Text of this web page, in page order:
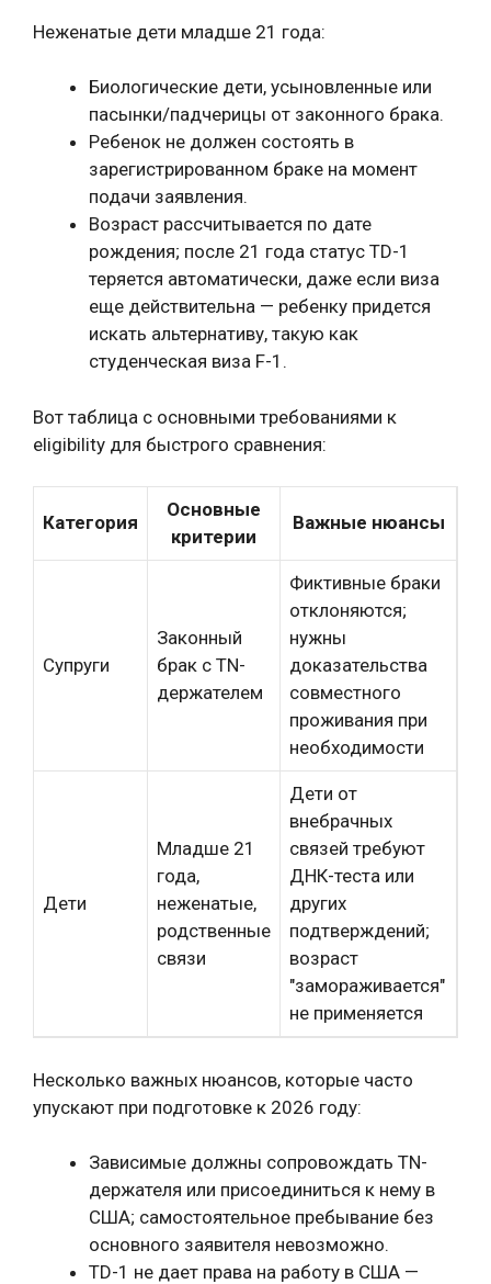
Неженатые дети младше 21 года:
Биологические дети, усыновленные или
пасынки/падчерицы от законного брака.
Ребенок не должен состоять в
зарегистрированном браке на момент
подачи заявления.
Возраст рассчитывается по дате
рождения; после 21 года статус TD-1
теряется автоматически, даже если виза
еще действительна — ребенку придется
искать альтернативу, такую как
студенческая виза F-1.
Вот таблица с основными требованиями к
eligibility для быстрого сравнения:
Категория
Основные
критерии
Важные нюансы
Супруги
Законный
брак с TN-
держателем
Фиктивные браки
отклоняются;
нужны
доказательства
совместного
проживания при
необходимости
Дети
Младше 21
года,
неженатые,
родственные
связи
Дети от
внебрачных
связей требуют
ДНК-теста или
других
подтверждений;
возраст
"замораживается"
не применяется
Несколько важных нюансов, которые часто
упускают при подготовке к 2026 году:
Зависимые должны сопровождать TN-
держателя или присоединиться к нему в
США; самостоятельное пребывание без
основного заявителя невозможно.
TD-1 не дает права на работу в США —